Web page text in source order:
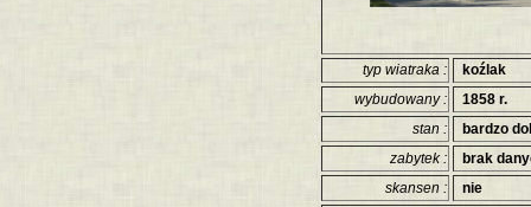
typ wiatraka :
koźlak
wybudowany :
1858 r.
stan :
bardzo
zabytek :
brak
skansen :
nie